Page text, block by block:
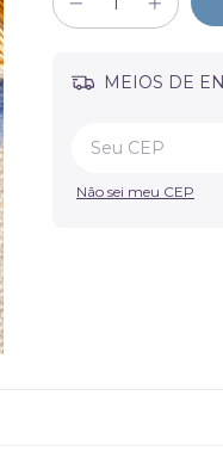
MEIOS DE
Não sei meu CEP